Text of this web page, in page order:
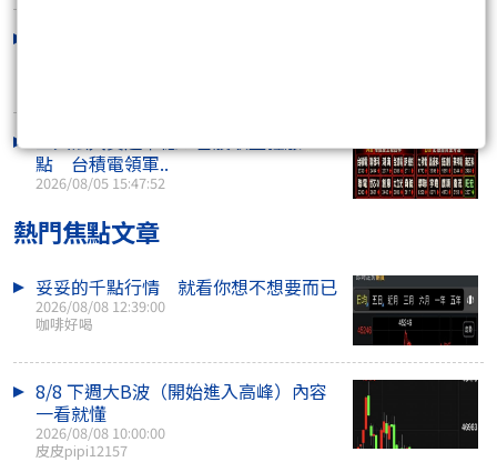
三大法人買超千億！台股收盤狂漲1250
點 台積電領軍..
2026/08/05 15:47:52
熱門焦點文章
妥妥的千點行情 就看你想不想要而已
2026/08/08 12:39:00
咖啡好喝
8/8 下週大B波（開始進入高峰）內容
一看就懂
2026/08/08 10:00:00
皮皮pipi12157